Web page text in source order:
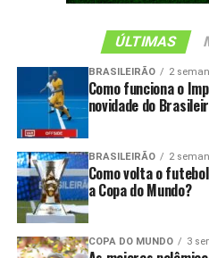
ÚLTIMAS
BRASILEIRÃO 2
Como funciona o
novidade do
BRASILEIRÃO 2
Como volta o
a Copa do Mundo?
COPA DO MUNDO 3